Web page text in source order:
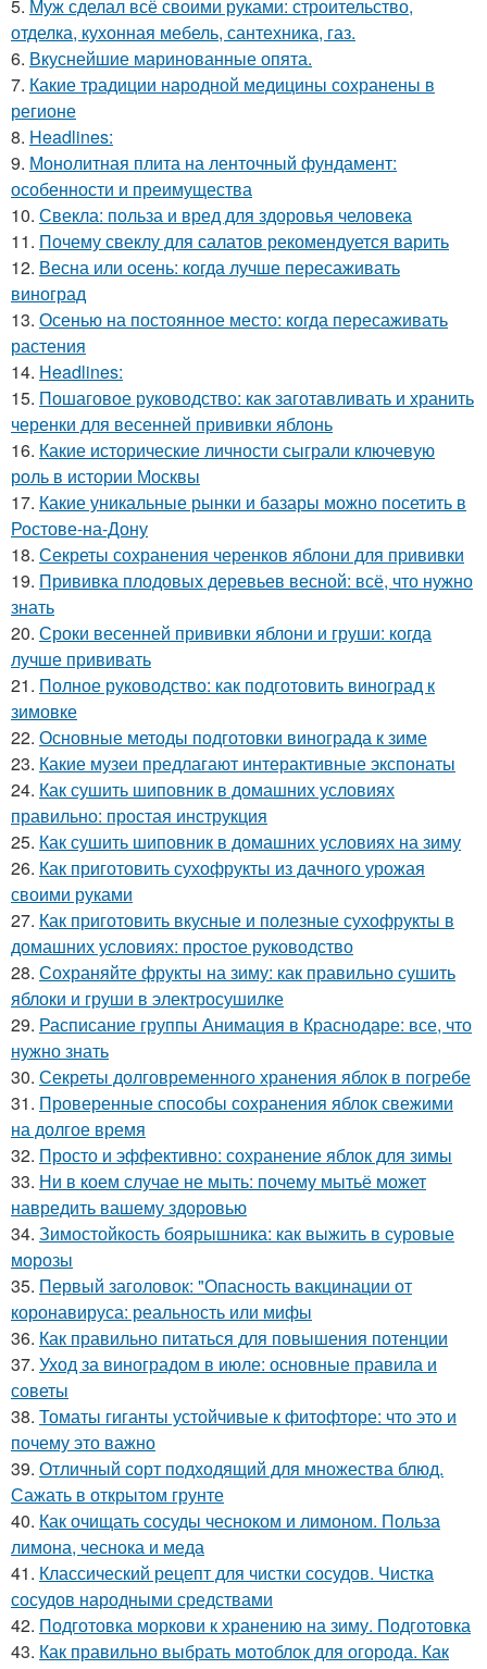
5. Муж сделал всё своими руками: строительство,
отделка, кухонная мебель, сантехника, газ.
6. Вкуснейшие маринованные опята.
7. Какие традиции народной медицины сохранены в
регионе
8. Headlines:
9. Монолитная плита на ленточный фундамент:
особенности и преимущества
10. Свекла: польза и вред для здоровья человека
11. Почему свеклу для салатов рекомендуется варить
12. Весна или осень: когда лучше пересаживать
виноград
13. Осенью на постоянное место: когда пересаживать
растения
14. Headlines:
15. Пошаговое руководство: как заготавливать и хранить
черенки для весенней прививки яблонь
16. Какие исторические личности сыграли ключевую
роль в истории Москвы
17. Какие уникальные рынки и базары можно посетить в
Ростове-на-Дону
18. Секреты сохранения черенков яблони для прививки
19. Прививка плодовых деревьев весной: всё, что нужно
знать
20. Сроки весенней прививки яблони и груши: когда
лучше прививать
21. Полное руководство: как подготовить виноград к
зимовке
22. Основные методы подготовки винограда к зиме
23. Какие музеи предлагают интерактивные экспонаты
24. Как сушить шиповник в домашних условиях
правильно: простая инструкция
25. Как сушить шиповник в домашних условиях на зиму
26. Как приготовить сухофрукты из дачного урожая
своими руками
27. Как приготовить вкусные и полезные сухофрукты в
домашних условиях: простое руководство
28. Сохраняйте фрукты на зиму: как правильно сушить
яблоки и груши в электросушилке
29. Расписание группы Анимация в Краснодаре: все, что
нужно знать
30. Секреты долговременного хранения яблок в погребе
31. Проверенные способы сохранения яблок свежими
на долгое время
32. Просто и эффективно: сохранение яблок для зимы
33. Ни в коем случае не мыть: почему мытьё может
навредить вашему здоровью
34. Зимостойкость боярышника: как выжить в суровые
морозы
35. Первый заголовок: "Опасность вакцинации от
коронавируса: реальность или мифы
36. Как правильно питаться для повышения потенции
37. Уход за виноградом в июле: основные правила и
советы
38. Томаты гиганты устойчивые к фитофторе: что это и
почему это важно
39. Отличный сорт подходящий для множества блюд.
Сажать в открытом грунте
40. Как очищать сосуды чесноком и лимоном. Польза
лимона, чеснока и меда
41. Классический рецепт для чистки сосудов. Чистка
сосудов народными средствами
42. Подготовка моркови к хранению на зиму. Подготовка
43. Как правильно выбрать мотоблок для огорода. Как